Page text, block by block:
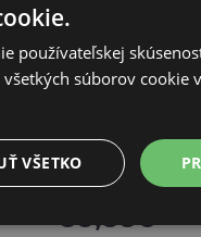
a tchora TRAP Z...
50,58€
používateľskej
súborov cookie
VŠETKO